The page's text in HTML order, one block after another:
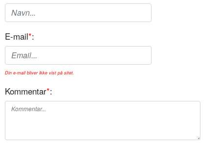
E-mail*:
Din e-mail bliver ikke vist på sitet.
Kommentar*: